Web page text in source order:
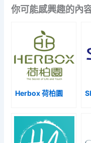
你可能感興趣的內
Herbox 荷柏園